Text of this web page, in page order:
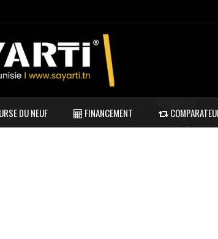
DU NEUF FINANCEMENT